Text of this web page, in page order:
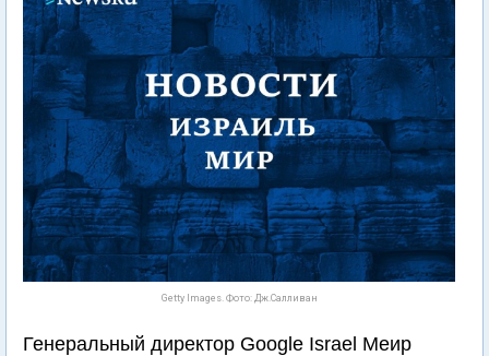
Getty Images. Фото: Дж.Салливан
Генеральный директор Google Israel Меир